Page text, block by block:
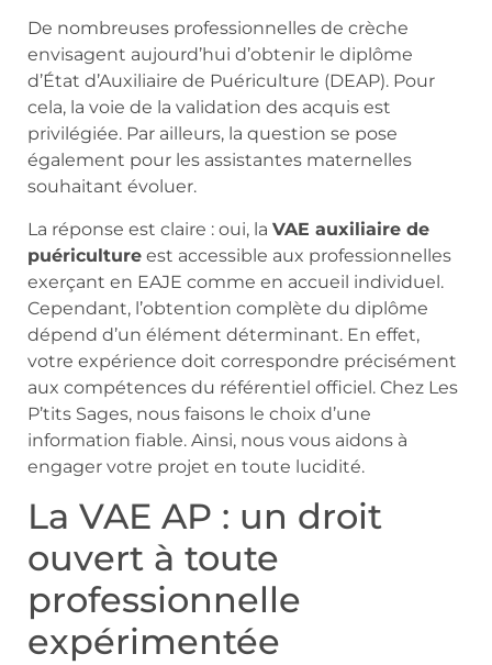
De nombreuses professionnelles de crèche
envisagent aujourd’hui d’obtenir le diplôme
d’État d’Auxiliaire de Puériculture (DEAP). Pour
cela, la voie de la validation des acquis est
privilégiée. Par ailleurs, la question se pose
également pour les assistantes maternelles
souhaitant évoluer.
La réponse est claire : oui, la VAE auxiliaire de
puériculture est accessible aux professionnelles
exerçant en EAJE comme en accueil individuel.
Cependant, l’obtention complète du diplôme
dépend d’un élément déterminant. En effet,
votre expérience doit correspondre précisément
aux compétences du référentiel officiel. Chez Les
P’tits Sages, nous faisons le choix d’une
information fiable. Ainsi, nous vous aidons à
engager votre projet en toute lucidité.
La VAE AP : un droit
ouvert à toute
professionnelle
expérimentée